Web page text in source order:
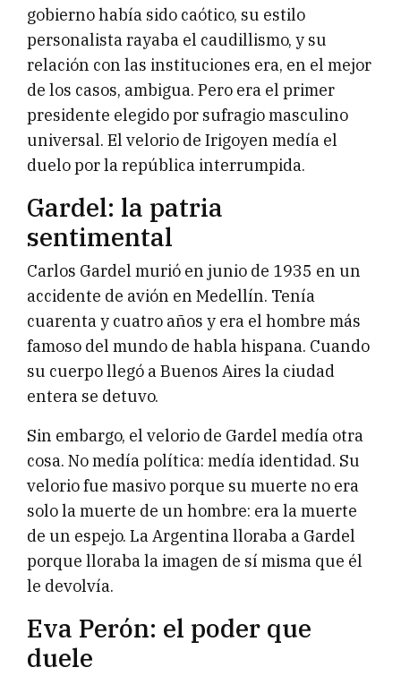
gobierno había sido caótico, su estilo
personalista rayaba el caudillismo, y su
relación con las instituciones era, en el mejor
de los casos, ambigua. Pero era el primer
presidente elegido por sufragio masculino
universal. El velorio de Irigoyen medía el
duelo por la república interrumpida.
Gardel: la patria
sentimental
Carlos Gardel murió en junio de 1935 en un
accidente de avión en Medellín. Tenía
cuarenta y cuatro años y era el hombre más
famoso del mundo de habla hispana. Cuando
su cuerpo llegó a Buenos Aires la ciudad
entera se detuvo.
Sin embargo, el velorio de Gardel medía otra
cosa. No medía política: medía identidad. Su
velorio fue masivo porque su muerte no era
solo la muerte de un hombre: era la muerte
de un espejo. La Argentina lloraba a Gardel
porque lloraba la imagen de sí misma que él
le devolvía.
Eva Perón: el poder que
duele